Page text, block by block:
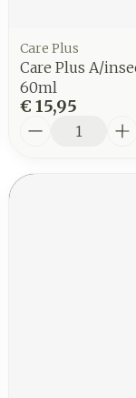
Care Plus
Care Plus A/
60ml
€ 15,95